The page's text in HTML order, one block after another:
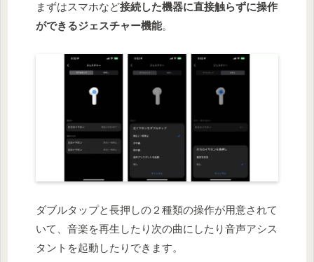
まずはスマホなど接続した機器に直接触らずに操作
ができるジェスチャー機能。
ダブルタップと長押しの２種類の操作が用意されて
いて、音楽を再生したり次の曲にしたり音声アシス
タントを起動したりできます。